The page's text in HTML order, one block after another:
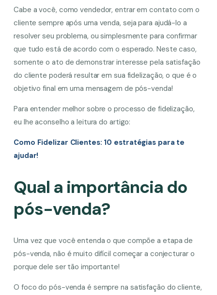
Cabe a você, como vendedor, entrar em contato com o
cliente sempre após uma venda, seja para ajudá-lo a
resolver seu problema, ou simplesmente para confirmar
que tudo está de acordo com o esperado. Neste caso,
somente o ato de demonstrar interesse pela satisfação
do cliente poderá resultar em sua fidelização, o que é o
objetivo final em uma mensagem de pós-venda!
Para entender melhor sobre o processo de fidelização,
eu lhe aconselho a leitura do artigo:
Como Fidelizar Clientes: 10 estratégias para te
ajudar!
Qual a importância do
pós-venda?
Uma vez que você entenda o que compõe a etapa de
pós-venda, não é muito difícil começar a conjecturar o
porque dele ser tão importante!
O foco do pós-venda é sempre na satisfação do cliente,